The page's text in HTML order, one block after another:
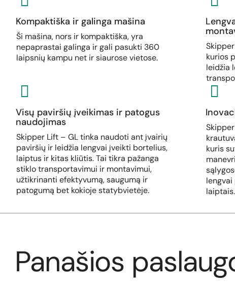
Kompaktiška ir galinga mašina
Ši mašina, nors ir kompaktiška, yra
nepaprastai galinga ir gali pasukti 360
laipsnių kampu net ir siaurose vietose.
kurios
leidžia
Visų paviršių įveikimas ir patogus
naudojimas
Skipper Lift – GL tinka naudoti ant įvairių
paviršių ir leidžia lengvai įveikti bortelius,
laiptus ir kitas kliūtis. Tai tikra pažanga
stiklo transportavimui ir montavimui,
užtikrinanti efektyvumą, saugumą ir
patogumą bet kokioje statybvietėje.
kuris
laiptais.
Panašios